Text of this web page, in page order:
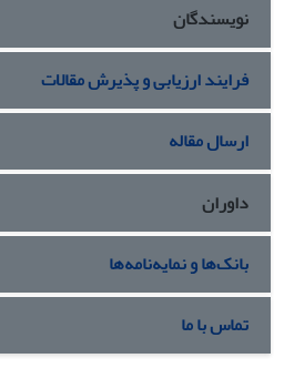
نویسندگان
فرایند ارزیابی و پذیرش مقالات
ارسال مقاله
داوران
بانک‌ها و نمایه‌نامه‌ها
تماس با ما